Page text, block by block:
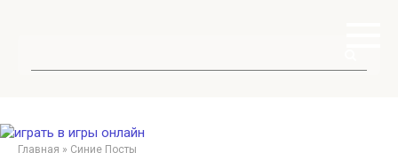
Главная » Синие Посты